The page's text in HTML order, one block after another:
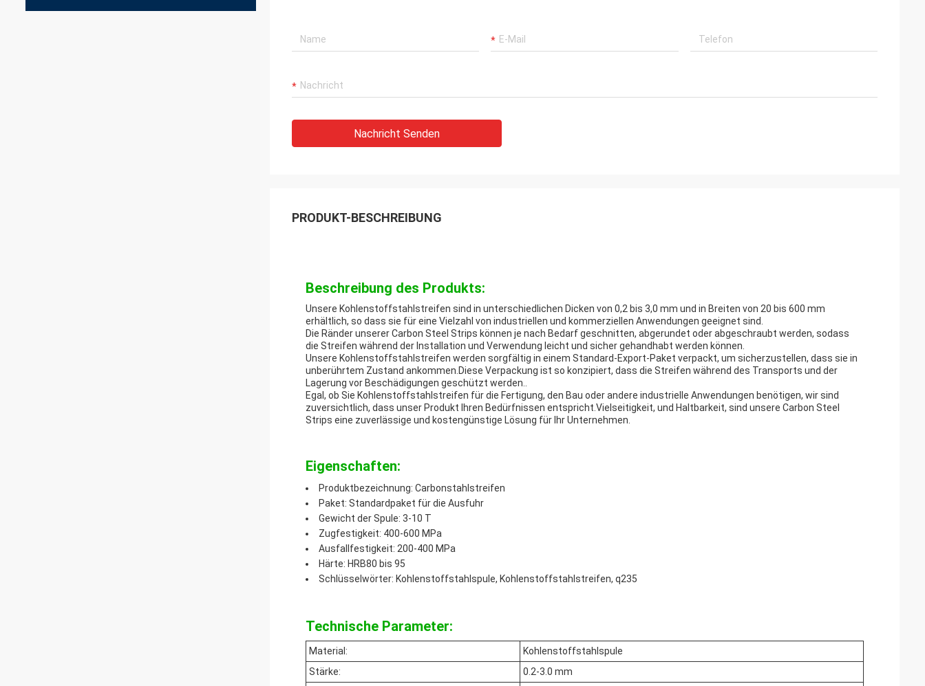
Nachricht Senden
PRODUKT-BESCHREIBUNG
Beschreibung des Produkts:
Unsere Kohlenstoffstahlstreifen sind in unterschiedlichen Dicken von 0,2 bis 3,0 mm und in Breiten von 20 bis 600 mm
erhältlich, so dass sie für eine Vielzahl von industriellen und kommerziellen Anwendungen geeignet sind.
Die Ränder unserer Carbon Steel Strips können je nach Bedarf geschnitten, abgerundet oder abgeschraubt werden, sodass
die Streifen während der Installation und Verwendung leicht und sicher gehandhabt werden können.
Unsere Kohlenstoffstahlstreifen werden sorgfältig in einem Standard-Export-Paket verpackt, um sicherzustellen, dass sie in
unberührtem Zustand ankommen.Diese Verpackung ist so konzipiert, dass die Streifen während des Transports und der
Lagerung vor Beschädigungen geschützt werden..
Egal, ob Sie Kohlenstoffstahlstreifen für die Fertigung, den Bau oder andere industrielle Anwendungen benötigen, wir sind
zuversichtlich, dass unser Produkt Ihren Bedürfnissen entspricht.Vielseitigkeit, und Haltbarkeit, sind unsere Carbon Steel
Strips eine zuverlässige und kostengünstige Lösung für Ihr Unternehmen.
Eigenschaften:
Produktbezeichnung: Carbonstahlstreifen
Paket: Standardpaket für die Ausfuhr
Gewicht der Spule: 3-10 T
Zugfestigkeit: 400-600 MPa
Ausfallfestigkeit: 200-400 MPa
Härte: HRB80 bis 95
Schlüsselwörter: Kohlenstoffstahlspule, Kohlenstoffstahlstreifen, q235
Technische Parameter:
Material:
Kohlenstoffstahlspule
Stärke:
0.2-3.0 mm